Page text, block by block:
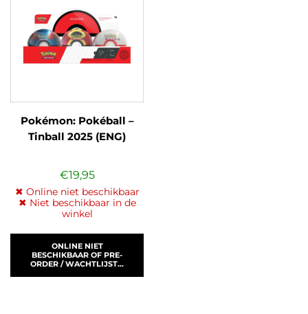
Pokémon: Pokéball –
Tinball 2025 (ENG)
€19,95
✖ Online niet beschikbaar
✖ Niet beschikbaar in de
winkel
ONLINE NIET
BESCHIKBAAR OF PRE-
ORDER / WACHTLIJST...